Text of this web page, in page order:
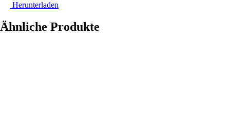
Herunterladen
Ähnliche Produkte